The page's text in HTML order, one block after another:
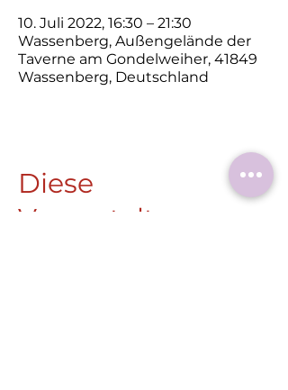
10. Juli 2022, 16:30 – 21:30
Wassenberg, Außengelände der
Taverne am Gondelweiher, 41849
Wassenberg, Deutschland
Diese
Veranstaltung